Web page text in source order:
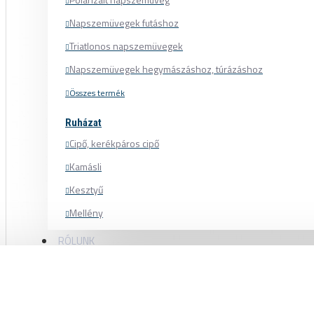
Napszemüvegek futáshoz
Triatlonos napszemüvegek
Napszemüvegek hegymászáshoz, túrázáshoz
Összes termék
Ruházat
Cipő, kerékpáros cipő
Kamásli
Kesztyű
Mellény
Mez
RÓLUNK